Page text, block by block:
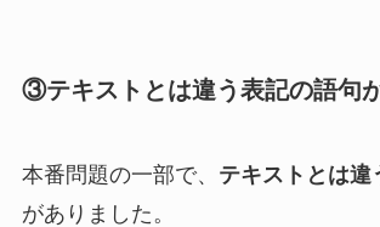
③テキストとは違う表記の語句
本番問題の一部で、 テキストとは違
がありました。